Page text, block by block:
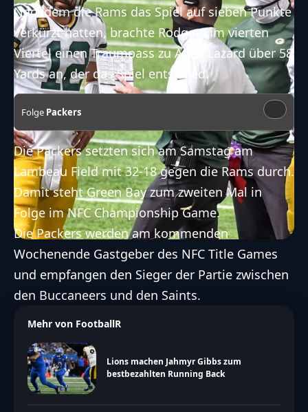
Nachdem die Rams das Spiel auf sieben Punkte
verkürzt hatten, brachte Rodgers im vierten
Viertel einen Traumpass zu Allen Lazard über 58
Yards an, der das Spiel entschied.
Folge Packers
Die Packers setzten sich am Samstag am
Lambeau Fieldmit 32-18 gegen die Rams durch.
Damit steht Green Bay zum zweiten Mal in
Folge imNFC Championship Game.
Die Packers werden am kommenden
Wochenende Gastgeber des NFC Title Games
und empfangen den Sieger der Partie zwischen
den Buccaneers und den Saints.
Mehr von FootballR
Lions machen Jahmyr Gibbs zum
bestbezahlten Running Back